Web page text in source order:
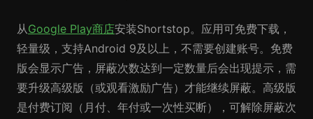
从Google Play商店安装Shortstop。应用可免费下载，
轻量级，支持Android 9及以上，不需要创建账号。免费
版会显示广告，屏蔽次数达到一定数量后会出现提示，需
要升级高级版（或观看激励广告）才能继续屏蔽。高级版
是付费订阅（月付、年付或一次性买断），可解除屏蔽次